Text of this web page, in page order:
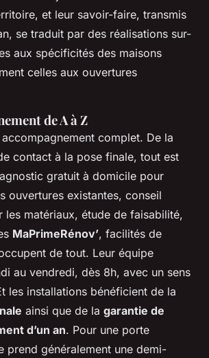
et leur savoir-faire, transmis
se traduit par des réalisations sur-
aux spécificités des maisons
celles aux ouvertures
de A à Z
complet. De la
contact à la pose finale, tout est
gratuit à domicile pour
ouvertures existantes, conseil
les matériaux, étude de faisabilité,
MaPrimeRénov’, facilités de
de tout. Leur équipe
au vendredi, dès 8h, avec un sens
les installations bénéficient de la
ainsi que de la garantie de
d’un an. Pour une porte
prend généralement une demi-